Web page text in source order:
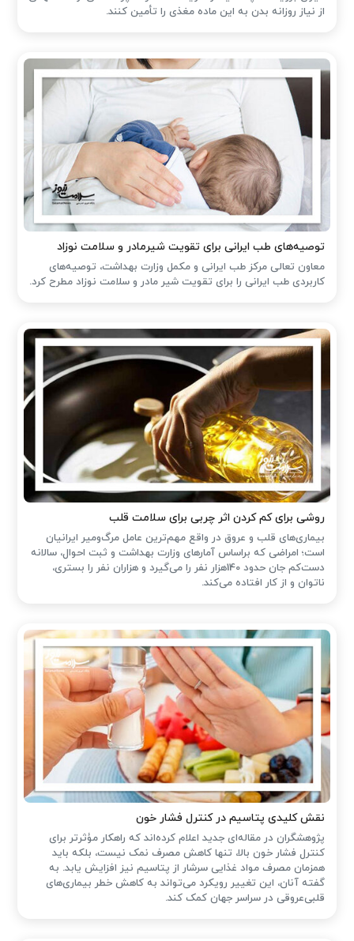
از نیاز روزانه بدن به این ماده مغذی را تأمین کنند.
توصیه‌های طب ایرانی برای تقویت شیرمادر و سلامت نوزاد
معاون تعالی مرکز طب ایرانی و مکمل وزارت بهداشت، توصیه‌های
کاربردی طب ایرانی را برای تقویت شیر مادر و سلامت نوزاد مطرح کرد.
روشی برای کم کردن اثر چربی برای سلامت قلب
بیماری‌های قلب و عروق در واقع مهم‌ترین عامل مرگ‌ومیر ایرانیان
است؛ امراضی که براساس آمارهای وزارت بهداشت و ثبت احوال، سالانه
دست‌کم جان حدود 140هزار نفر را می‌گیرد و هزاران نفر را بستری،
ناتوان و از کار افتاده می‌کند.
نقش کلیدی پتاسیم در کنترل فشار خون
پژوهشگران در مقاله‌ای جدید اعلام کرده‌اند که راهکار مؤثرتر برای
کنترل فشار خون بالا، تنها کاهش مصرف نمک نیست، بلکه باید
همزمان مصرف مواد غذایی سرشار از پتاسیم نیز افزایش یابد. به
گفته آنان، این تغییر رویکرد می‌تواند به کاهش خطر بیماری‌های
قلبی‌عروقی در سراسر جهان کمک کند.